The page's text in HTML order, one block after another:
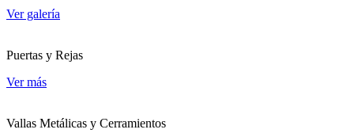
Ver galería
Puertas y Rejas
Ver más
Vallas Metálicas y Cerramientos